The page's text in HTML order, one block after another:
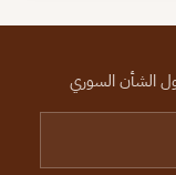
الشأن السوري